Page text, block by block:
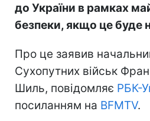
до України в рамках
безпеки, якщо це буде
Про це заявив
Сухопутних військ
Шиль, повідомляє РБК-
посиланням на BFMTV.